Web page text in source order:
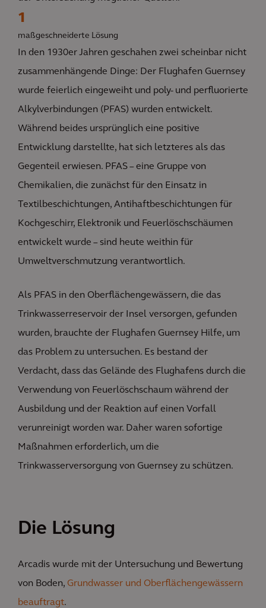
1
maßgeschneiderte Lösung
In den 1930er Jahren geschahen zwei scheinbar nicht
zusammenhängende Dinge: Der Flughafen Guernsey
wurde feierlich eingeweiht und poly- und perfluorierte
Alkylverbindungen (PFAS) wurden entwickelt.
Während beides ursprünglich eine positive
Entwicklung darstellte, hat sich letzteres als das
Gegenteil erwiesen. PFAS – eine Gruppe von
Chemikalien, die zunächst für den Einsatz in
Textilbeschichtungen, Antihaftbeschichtungen für
Kochgeschirr, Elektronik und Feuerlöschschäumen
entwickelt wurde – sind heute weithin für
Umweltverschmutzung verantwortlich.
Als PFAS in den Oberflächengewässern, die das
Trinkwasserreservoir der Insel versorgen, gefunden
wurden, brauchte der Flughafen Guernsey Hilfe, um
das Problem zu untersuchen. Es bestand der
Verdacht, dass das Gelände des Flughafens durch die
Verwendung von Feuerlöschschaum während der
Ausbildung und der Reaktion auf einen Vorfall
verunreinigt worden war. Daher waren sofortige
Maßnahmen erforderlich, um die
Trinkwasserversorgung von Guernsey zu schützen.
Die Lösung
Arcadis wurde mit der Untersuchung und Bewertung
von Boden, Grundwasser und Oberflächengewässern
beauftragt.